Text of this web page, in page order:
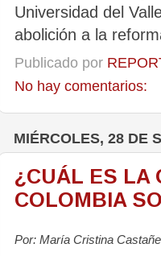
Universidad del
abolición a la
Publicado por
No hay comentarios:
MIÉRCOLES, 28 DE
¿CUÁL ES LA
COLOMBIA
Por: María Cristina